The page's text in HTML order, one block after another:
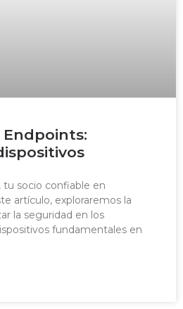
tu socio confiable en
artículo, exploraremos la
la seguridad en los
fundamentales en